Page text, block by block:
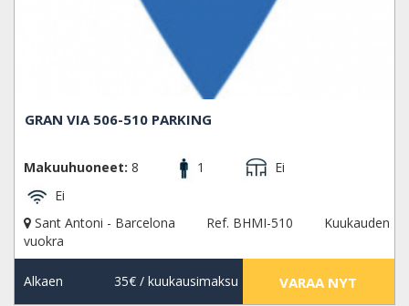
GRAN VIA 506-510 PARKING
Makuuhuoneet: 8 1
Ei
Ei
Sant Antoni - Barcelona
Ref. BHMI-510
Kuukauden
vuokra
Alkaen 35€/ kuukausimaksu VARAA NYT